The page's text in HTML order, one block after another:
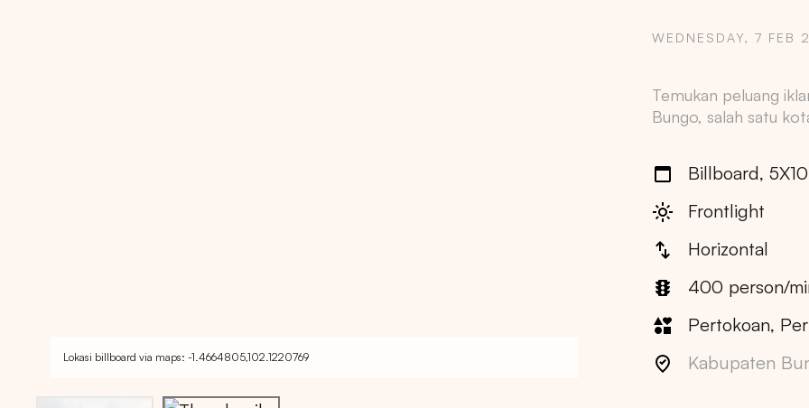
Lokasi billboard via maps: -1.4664805,102.1220769
WEDNESDAY, 7 FEB
Temukan peluang
Bungo, salah satu
Billboard,
Frontlight
Horizontal
400 person/
Pertokoan,
Kabupaten